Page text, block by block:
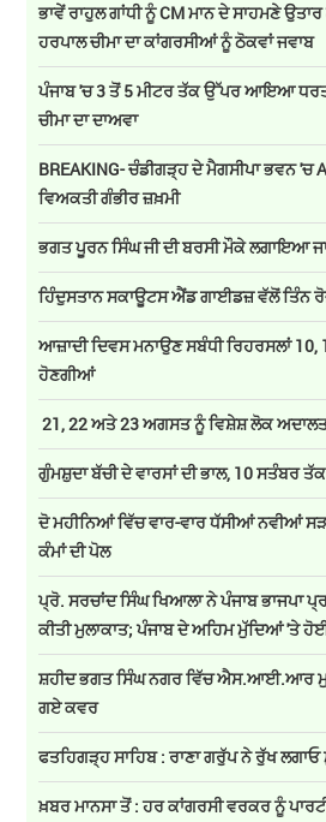
ਭਾਵੇਂ ਰਾਹੁਲ ਗਾਂਧੀ ਨੂੰ CM ਮਾਨ ਦੇ ਸਾਹਮਣੇ
ਹਰਪਾਲ ਚੀਮਾ ਦਾ ਕਾਂਗਰਸੀਆਂ ਨੂੰ ਠੋਕਵਾਂ ਜਵਾਬ
ਪੰਜਾਬ 'ਚ 3 ਤੋਂ 5 ਮੀਟਰ ਤੱਕ ਉੱਪਰ ਆਇਆ
ਚੀਮਾ ਦਾ ਦਾਅਵਾ
BREAKING- ਚੰਡੀਗੜ੍ਹ ਦੇ ਮੈਗਸੀਪਾ ਭਵਨ 'ਚ
ਵਿਅਕਤੀ ਗੰਭੀਰ ਜ਼ਖ਼ਮੀ
ਭਗਤ ਪੂਰਨ ਸਿੰਘ ਜੀ ਦੀ ਬਰਸੀ ਮੌਕੇ ਲਗਾਇਆ
ਹਿੰਦੁਸਤਾਨ ਸਕਾਊਟਸ ਐਂਡ ਗਾਈਡਜ਼ ਵੱਲੋਂ ਤਿੰਨ
ਆਜ਼ਾਦੀ ਦਿਵਸ ਮਨਾਉਣ ਸਬੰਧੀ ਰਿਹਰਸਲਾਂ
ਹੋਣਗੀਆਂ
21, 22 ਅਤੇ 23 ਅਗਸਤ ਨੂੰ ਵਿਸ਼ੇਸ਼ ਲੋਕ
ਗੁੰਮਸ਼ੁਦਾ ਬੱਚੀ ਦੇ ਵਾਰਸਾਂ ਦੀ ਭਾਲ, 10 ਸਤੰਬਰ
ਦੋ ਮਹੀਨਿਆਂ ਵਿੱਚ ਵਾਰ-ਵਾਰ ਧੱਸੀਆਂ ਨਵੀਆਂ
ਕੰਮਾਂ ਦੀ ਪੋਲ
ਪ੍ਰੋ. ਸਰਚਾਂਦ ਸਿੰਘ ਖਿਆਲਾ ਨੇ ਪੰਜਾਬ ਭਾਜਪਾ
ਕੀਤੀ ਮੁਲਾਕਾਤ; ਪੰਜਾਬ ਦੇ ਅਹਿਮ ਮੁੱਦਿਆਂ 'ਤੇ
ਸ਼ਹੀਦ ਭਗਤ ਸਿੰਘ ਨਗਰ ਵਿੱਚ ਐਸ.ਆਈ.ਆਰ
ਗਏ ਕਵਰ
ਫਤਹਿਗੜ੍ਹ ਸਾਹਿਬ : ਰਾਣਾ ਗਰੁੱਪ ਨੇ ਰੁੱਖ
ਖ਼ਬਰ ਮਾਨਸਾ ਤੋਂ : ਹਰ ਕਾਂਗਰਸੀ ਵਰਕਰ ਨੂੰ